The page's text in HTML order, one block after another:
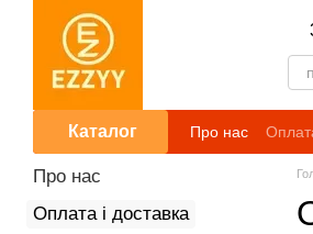
Перейти до основного контенту
Каталог Про нас
Публічний
Про нас
Оплата і доставка